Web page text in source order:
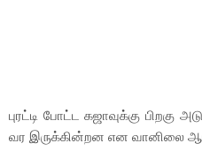
புரட்டி போட்ட கஜாவுக்கு பிறகு
வர இருக்கின்றன என வானிலை